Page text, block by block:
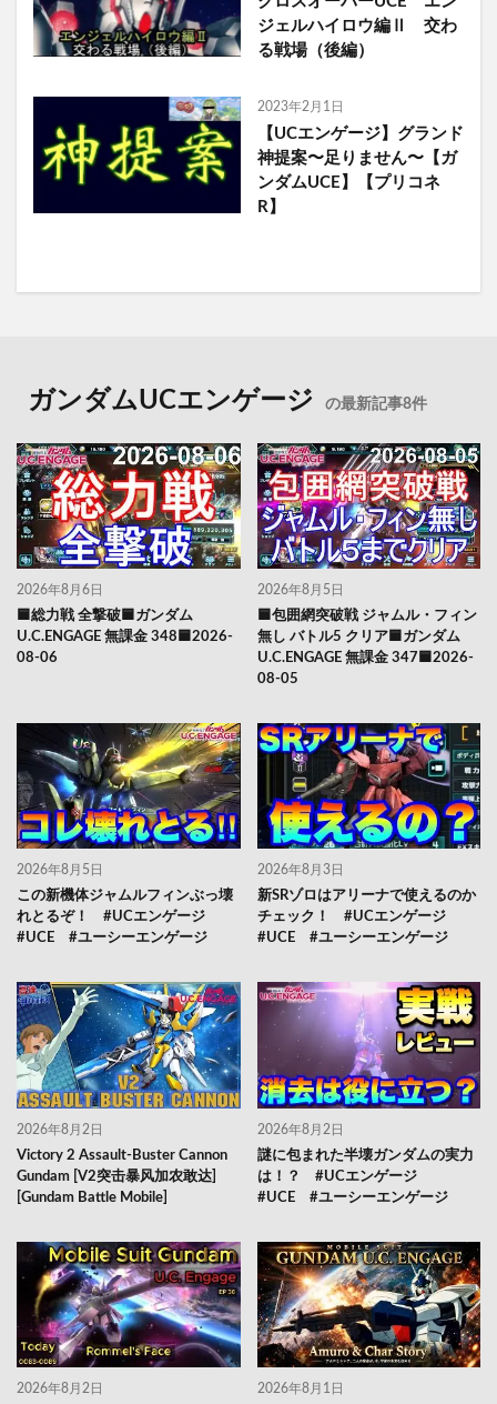
ジェルハイロウ編Ⅱ 交わ
る戦場（後編）
2023年2月1日
【UCエンゲージ】グランド
神提案〜足りません〜【ガ
ンダムUCE】【プリコネ
R】
ガンダムUCエンゲージ の最新記事8件
2026年8月6日
🟦総力戦 全撃破🟦ガンダム
U.C.ENGAGE 無課金 348🟦2026-
08-06
2026年8月5日
🟦包囲網突破戦 ジャムル・フィン
無し バトル5 クリア🟦ガンダム
U.C.ENGAGE 無課金 347🟦2026-
08-05
2026年8月5日
この新機体ジャムルフィンぶっ壊
れとるぞ！ #UCエンゲージ
#UCE #ユーシーエンゲージ
2026年8月3日
新SRゾロはアリーナで使えるのか
チェック！ #UCエンゲージ
#UCE #ユーシーエンゲージ
2026年8月2日
Victory 2 Assault-Buster Cannon
Gundam [V2突击暴风加农敢达]
[Gundam Battle Mobile]
2026年8月2日
謎に包まれた半壊ガンダムの実力
は！？ #UCエンゲージ
#UCE #ユーシーエンゲージ
2026年8月2日 2026年8月1日